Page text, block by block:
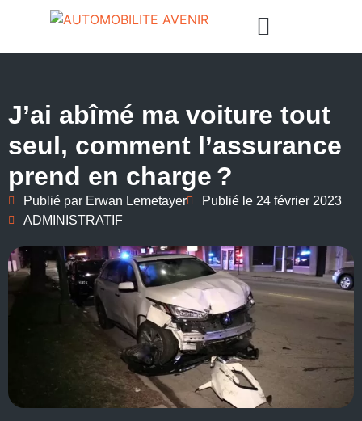
J’ai abîmé ma voiture tout
seul, comment l’assurance
prend en charge ?
Publié par Erwan Lemetayer Publié le 24 février 2023
ADMINISTRATIF